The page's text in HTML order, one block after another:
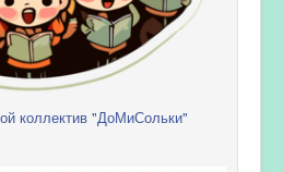
коллектив "ДоМиСольки"